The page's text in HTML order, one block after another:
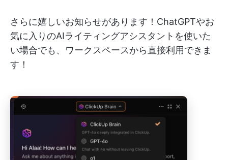
さらに嬉しいお知らせがあります！ChatGPTやお
気に入りのAIライティングアシスタントを使いた
い場合でも、ワークスペースから直接利用できま
す！